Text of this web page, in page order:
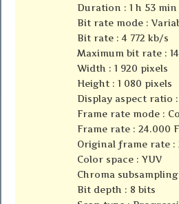
Duration : 1 h 53 min
Bit rate mode :
Bit rate : 4 772 kb/s
Maximum bit rate :
Width : 1 920 pixels
Height : 1 080 pixels
Display aspect ratio :
Frame rate mode :
Frame rate : 24.000
Original frame rate :
Color space : YUV
Chroma subsampling
Bit depth : 8 bits